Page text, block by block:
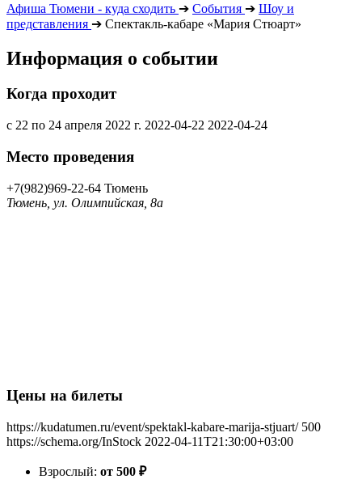
Афиша Тюмени - куда сходить ➔ События ➔ Шоу и
представления ➔ Спектакль-кабаре «Мария Стюарт»
Информация о событии
Когда проходит
с 22 по 24 апреля 2022 г. 2022-04-22 2022-04-24
Место проведения
+7(982)969-22-64 Тюмень
Тюмень, ул. Олимпийская, 8а
Цены на билеты
https://kudatumen.ru/event/spektakl-kabare-marija-stjuart/ 500
https://schema.org/InStock 2022-04-11T21:30:00+03:00
Взрослый: от 500 ₽